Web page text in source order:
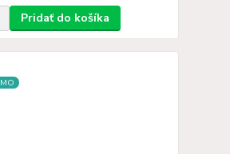
Pridať do košíka